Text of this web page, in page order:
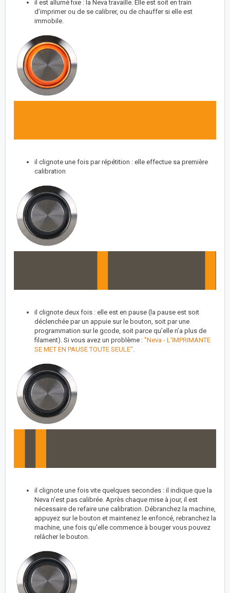
il est allumé fixe : la Neva travaille. Elle est soit en train
d’imprimer ou de se calibrer, ou de chauffer si elle est
immobile.
il clignote une fois par répétition : elle effectue sa première
calibration
il clignote deux fois : elle est en pause (la pause est soit
déclenchée par un appuie sur le bouton, soit par une
programmation sur le gcode, soit parce qu’elle n’a plus de
filament). Si vous avez un problème : "Neva - L'IMPRIMANTE
SE MET EN PAUSE TOUTE SEULE"
il clignote une fois vite quelques secondes : il indique que la
Neva n'est pas calibrée. Après chaque mise à jour, il est
nécessaire de refaire une calibration. Débranchez la machine,
appuyez sur le bouton et maintenez le enfoncé, rebranchez la
machine, une fois qu'elle commence à bouger vous pouvez
relâcher le bouton.